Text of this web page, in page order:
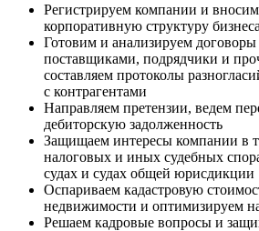
Регистрируем компании и
корпоративную структуру бизнеса
Готовим и анализируем
поставщиками, подрядчики и
составляем протоколы
с контрагентами
Направляем претензии, ведем
дебиторскую задолженность
Защищаем интересы компании в
налоговых и иных судебных
судах и судах общей юрисдикции
Оспариваем кадастровую
недвижимости и оптимизируем
Решаем кадровые вопросы и